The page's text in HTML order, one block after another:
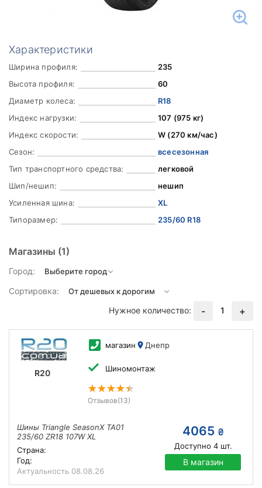
Характеристики
Ширина профиля:
235
Высота профиля:
60
Диаметр колеса:
R18
Индекс нагрузки:
107 (975 кг)
Индекс скорости:
W (270 км/час)
Сезон:
всесезонная
Тип транспортного средства:
легковой
Шип/нешип:
нешип
Усиленная шина:
XL
Типоразмер:
235/60 R18
Магазины (1)
Город:
Сортировка:
Нужное количество:
- 1 +
R20
магазин Днепр
Шиномонтаж
Отзывов(13)
Шины Triangle SeasonX TA01
235/60 ZR18 107W XL
Страна:
Год:
Актуальность 08.08.26
4065 ₴
Доступно 4шт.
В магазин